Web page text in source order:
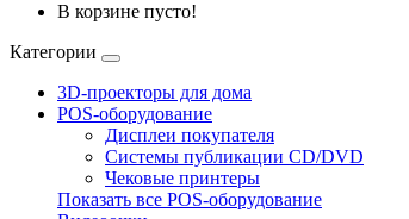
В корзине пусто!
Категории
3D-проекторы для дома
POS-оборудование
Дисплеи покупателя
Системы публикации CD/DVD
Чековые принтеры
Показать все POS-оборудование